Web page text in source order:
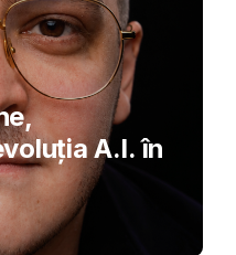
A.I. în